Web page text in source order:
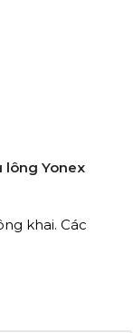
lông Yonex
khai. Các